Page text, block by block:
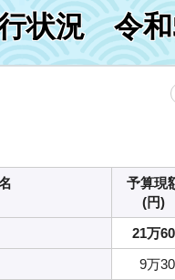
状況 令和
予算現
(円)
21万
9万